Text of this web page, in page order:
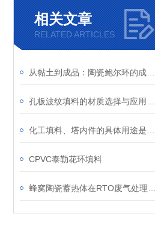
相关文章
RELATED ARTICLES
CPVC泰勒花环填料